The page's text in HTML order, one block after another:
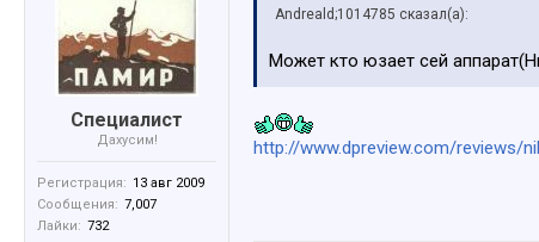
Специалист
Дахусим!
Регистрация: 13 авг 2009
Сообщения: 7,007
Лайки: 732
Andreald;1014785 сказал(а):
Может кто юзает сей
http://www.dpreview.com/reviews/